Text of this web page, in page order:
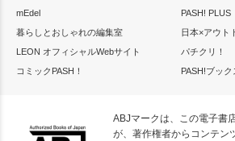
mEdel
PASH! PLUS
暮らしとおしゃれの編集室
日本×アウト
LEON オフィシャルWebサイト
パチクリ！
コミックPASH！
PASH!ブッ
ABJマークは、この電子書
が、著作権者からコンテン